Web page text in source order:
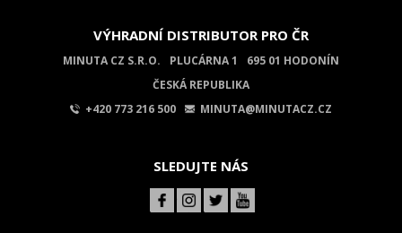
VÝHRADNÍ DISTRIBUTOR PRO ČR
MINUTA CZ S.R.O. PLUCÁRNA 1
695 01 HODONÍN
ČESKÁ REPUBLIKA
+420 773 216 500
MINUTA@MINUTACZ.CZ
SLEDUJTE NÁS